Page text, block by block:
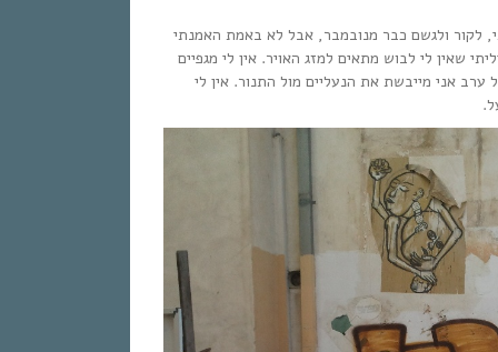
לקור ולגשם כבר מנובמבר, אבל לא באמת האמנתי
שאין לי לבוש מתאים למזג האויר. אין לי מגפיים
אני מייבשת את הנעליים מול התנור. אין לי